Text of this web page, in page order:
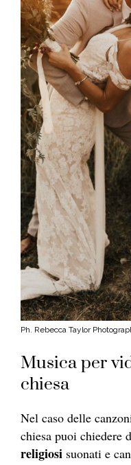
Ph. Rebecca Taylor
Musica per
chiesa
Nel caso delle
chiesa puoi chiedere
religiosi suonati e